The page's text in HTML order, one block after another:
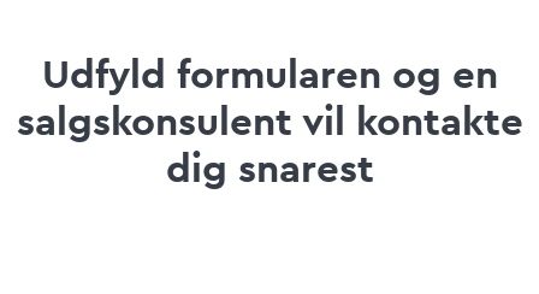
Udfyld formularen og en
salgskonsulent vil kontakte
dig snarest